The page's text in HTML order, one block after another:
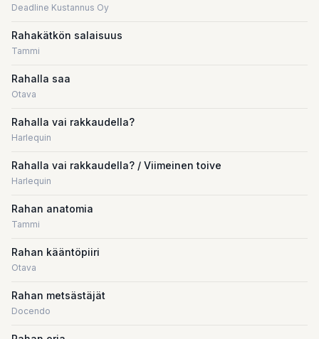
Deadline Kustannus Oy
Rahakätkön salaisuus
Tammi
Rahalla saa
Otava
Rahalla vai rakkaudella?
Harlequin
Rahalla vai rakkaudella? / Viimeinen toive
Harlequin
Rahan anatomia
Tammi
Rahan kääntöpiiri
Otava
Rahan metsästäjät
Docendo